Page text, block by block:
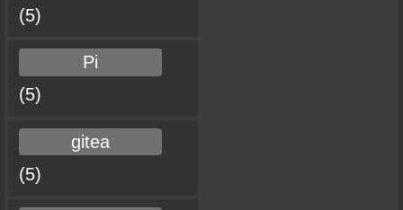
(5)
Pi
(5)
gitea
(5)